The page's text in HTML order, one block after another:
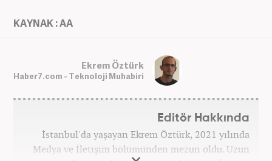
KAYNAK : AA
Ekrem Öztürk
Haber7.com - Teknoloji Muhabiri
Editör Hakkında
İstanbul'da yaşayan Ekrem Öztürk, 2021 yılında
Medya ve İletişim bölümünden mezun oldu. Uzun